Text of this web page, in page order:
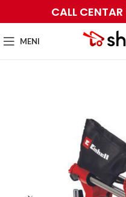
CALL
MENI